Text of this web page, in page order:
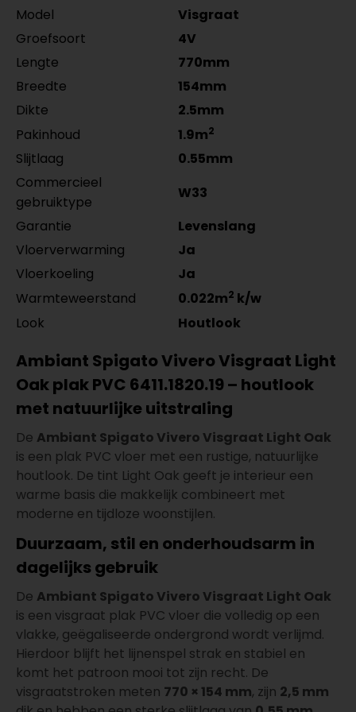
per lengte: mm, € 21,95 p/st
Model
Visgraat
Groefsoort
4V
Lengte
770mm
Breedte
154mm
Dikte
2.5mm
Pakinhoud
1.9m2
Slijtlaag
0.55mm
Commercieel
gebruiktype
W33
Garantie
Levenslang
Vloerverwarming
Ja
Vloerkoeling
Ja
Warmteweerstand
0.022m2 k/w
Look
Houtlook
Ambiant Spigato Vivero Visgraat Light
Oak plak PVC 6411.1820.19 – houtlook
met natuurlijke uitstraling
De Ambiant Spigato Vivero Visgraat Light Oak
is een plak PVC vloer met een rustige, natuurlijke
houtlook. De tint Light Oak geeft je interieur een
warme basis die makkelijk combineert met
moderne en tijdloze woonstijlen.
Duurzaam, stil en onderhoudsarm in
dagelijks gebruik
De Ambiant Spigato Vivero Visgraat Light Oak
is een visgraat plak PVC vloer die volledig op een
vlakke, geëgaliseerde ondergrond wordt verlijmd.
Hierdoor blijft het lijnenspel strak en stabiel en
komt het patroon mooi tot zijn recht. De
visgraatstroken meten 770 × 154 mm, zijn 2,5 mm